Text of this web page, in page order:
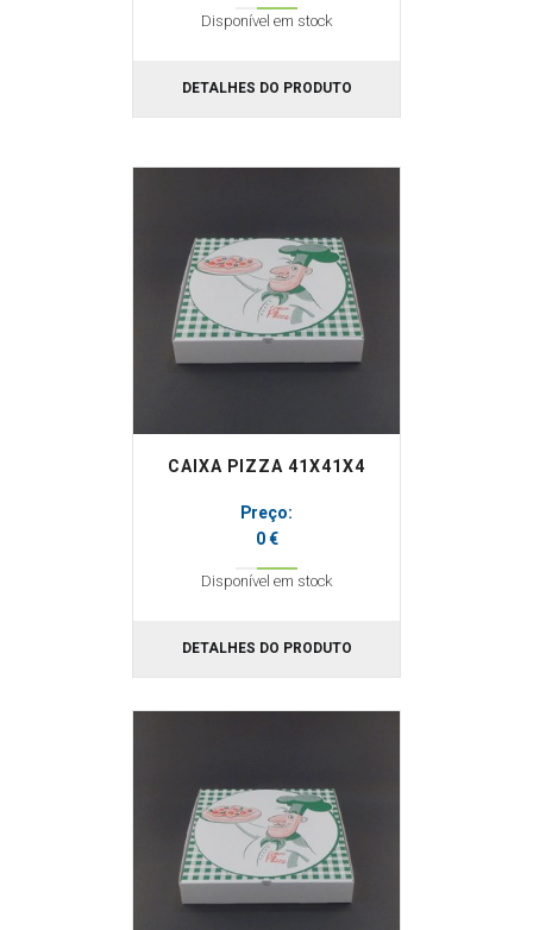
Disponível em stock
DETALHES DO PRODUTO
CAIXA PIZZA 41X41X4
Preço:
0 €
Disponível em stock
DETALHES DO PRODUTO